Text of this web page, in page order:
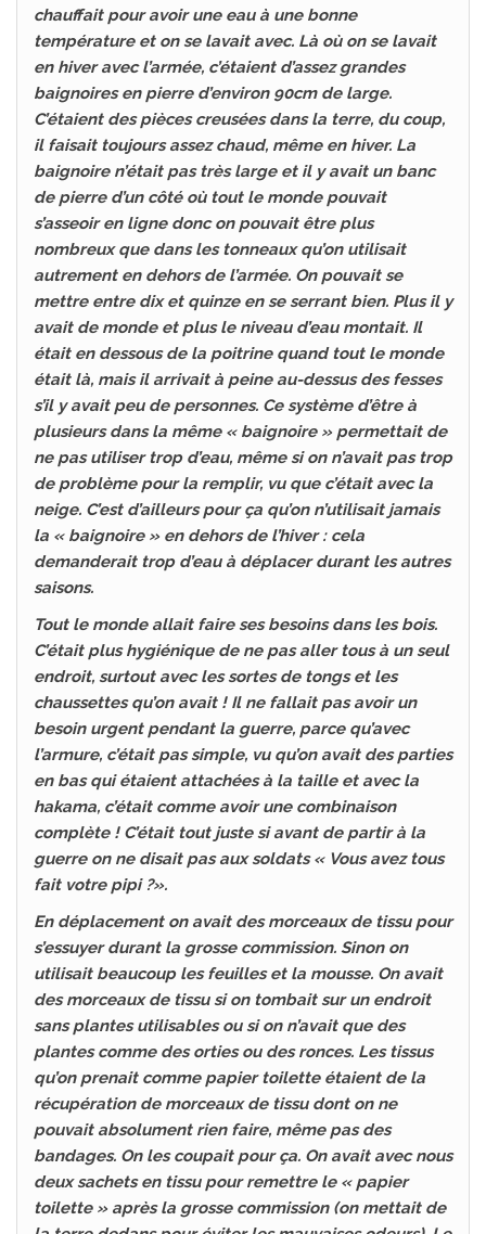
chauffait pour avoir une eau à une bonne
température et on se lavait avec. Là où on se lavait
en hiver avec l’armée, c’étaient d’assez grandes
baignoires en pierre d’environ 90cm de large.
C’étaient des pièces creusées dans la terre, du coup,
il faisait toujours assez chaud, même en hiver. La
baignoire n’était pas très large et il y avait un banc
de pierre d’un côté où tout le monde pouvait
s’asseoir en ligne donc on pouvait être plus
nombreux que dans les tonneaux qu’on utilisait
autrement en dehors de l’armée. On pouvait se
mettre entre dix et quinze en se serrant bien. Plus il y
avait de monde et plus le niveau d’eau montait. Il
était en dessous de la poitrine quand tout le monde
était là, mais il arrivait à peine au-dessus des fesses
s’il y avait peu de personnes. Ce système d’être à
plusieurs dans la même « baignoire » permettait de
ne pas utiliser trop d’eau, même si on n’avait pas trop
de problème pour la remplir, vu que c’était avec la
neige. C’est d’ailleurs pour ça qu’on n’utilisait jamais
la « baignoire » en dehors de l’hiver : cela
demanderait trop d’eau à déplacer durant les autres
saisons.
Tout le monde allait faire ses besoins dans les bois.
C’était plus hygiénique de ne pas aller tous à un seul
endroit, surtout avec les sortes de tongs et les
chaussettes qu’on avait ! Il ne fallait pas avoir un
besoin urgent pendant la guerre, parce qu’avec
l’armure, c’était pas simple, vu qu’on avait des parties
en bas qui étaient attachées à la taille et avec la
hakama, c’était comme avoir une combinaison
complète ! C’était tout juste si avant de partir à la
guerre on ne disait pas aux soldats « Vous avez tous
fait votre pipi ?».
En déplacement on avait des morceaux de tissu pour
s’essuyer durant la grosse commission. Sinon on
utilisait beaucoup les feuilles et la mousse. On avait
des morceaux de tissu si on tombait sur un endroit
sans plantes utilisables ou si on n’avait que des
plantes comme des orties ou des ronces. Les tissus
qu’on prenait comme papier toilette étaient de la
récupération de morceaux de tissu dont on ne
pouvait absolument rien faire, même pas des
bandages. On les coupait pour ça. On avait avec nous
deux sachets en tissu pour remettre le « papier
toilette » après la grosse commission (on mettait de